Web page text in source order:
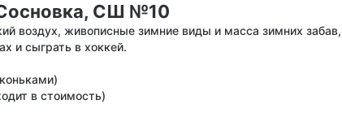
СШ №10
воздух, живописные зимние виды и масса зимних
и сыграть в хоккей.
в стоимость)